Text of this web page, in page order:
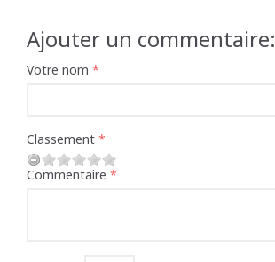
Ajouter un commentaire:
Votre nom
Classement
Commentaire